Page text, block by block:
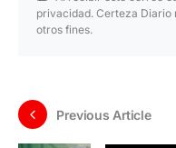
privacidad. Certeza Diario
otros fines.
Previous Article